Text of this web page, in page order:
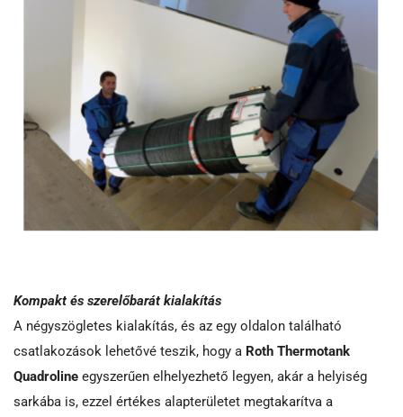
Kompakt és szerelőbarát kialakítás
A négyszögletes kialakítás, és az egy oldalon található
csatlakozások lehetővé teszik, hogy a Roth Thermotank
Quadroline egyszerűen elhelyezhető legyen, akár a helyiség
sarkába is, ezzel értékes alapterületet megtakarítva a